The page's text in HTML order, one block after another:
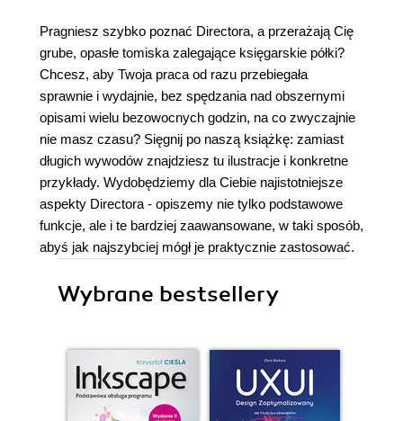
Pragniesz szybko poznać Directora, a przerażają Cię
grube, opasłe tomiska zalegające księgarskie półki?
Chcesz, aby Twoja praca od razu przebiegała
sprawnie i wydajnie, bez spędzania nad obszernymi
opisami wielu bezowocnych godzin, na co zwyczajnie
nie masz czasu? Sięgnij po naszą książkę: zamiast
długich wywodów znajdziesz tu ilustracje i konkretne
przykłady. Wydobędziemy dla Ciebie najistotniejsze
aspekty Directora - opiszemy nie tylko podstawowe
funkcje, ale i te bardziej zaawansowane, w taki sposób,
abyś jak najszybciej mógł je praktycznie zastosować.
Wybrane bestsellery